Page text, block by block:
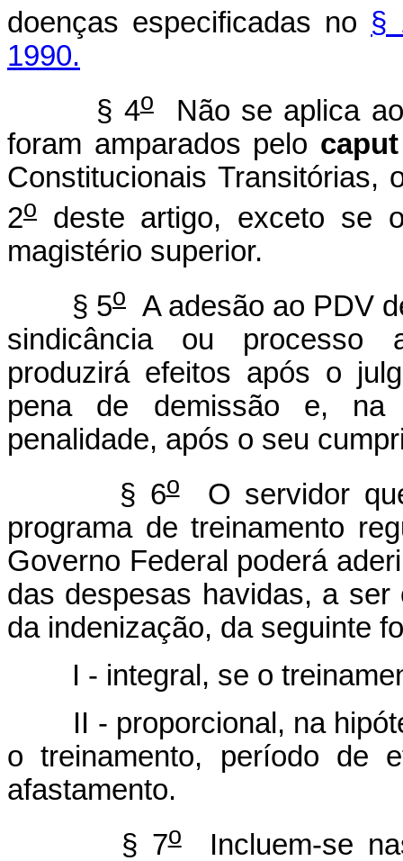
doenças especificadas no §
1990.
§ 4oNão se aplica
foram amparados pelo caput
Constitucionais
2o
deste artigo, exceto se
magistério superior.
§ 5o
A adesão ao PDV
sindicância ou processo
produzirá efeitos após o
pena de demissão e, na
penalidade, após o seu
§ 6oO servidor
programa de treinamento
Governo Federal poderá
das despesas havidas, a ser
da indenização, da seguinte
I - integral, se o
II - proporcional, na
o treinamento, período de
afastamento.
§ 7oIncluem-se